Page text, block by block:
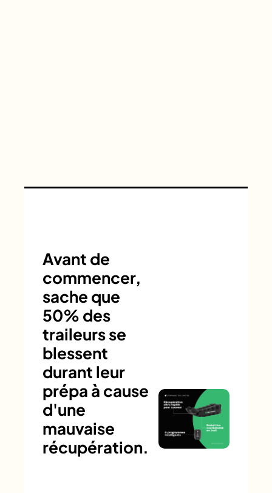
Avant de
commencer,
sache que
50% des
traileurs se
blessent
durant leur
prépa à cause
d'une
mauvaise
récupération.